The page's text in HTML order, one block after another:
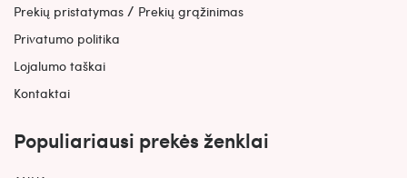
Prekių pristatymas / Prekių grąžinimas
Privatumo politika
Lojalumo taškai
Kontaktai
Populiariausi prekės ženklai